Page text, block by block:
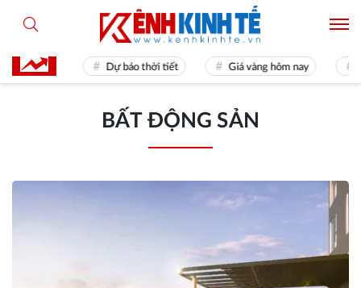
31 Dự báo thời tiết Giá vàng hôm nay
BẤT ĐỘNG SẢN